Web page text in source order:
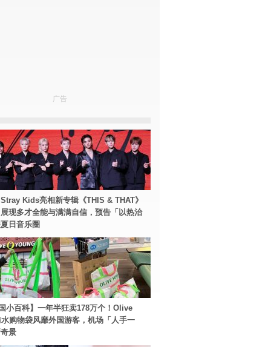
广告
Kids亮相新专辑《THIS & THAT》
现多才全能与满满自信，预告「以热治
日音乐圈
小百科】一年半狂卖178万个！Olive
购物袋风靡外国游客，机场「人手一
景